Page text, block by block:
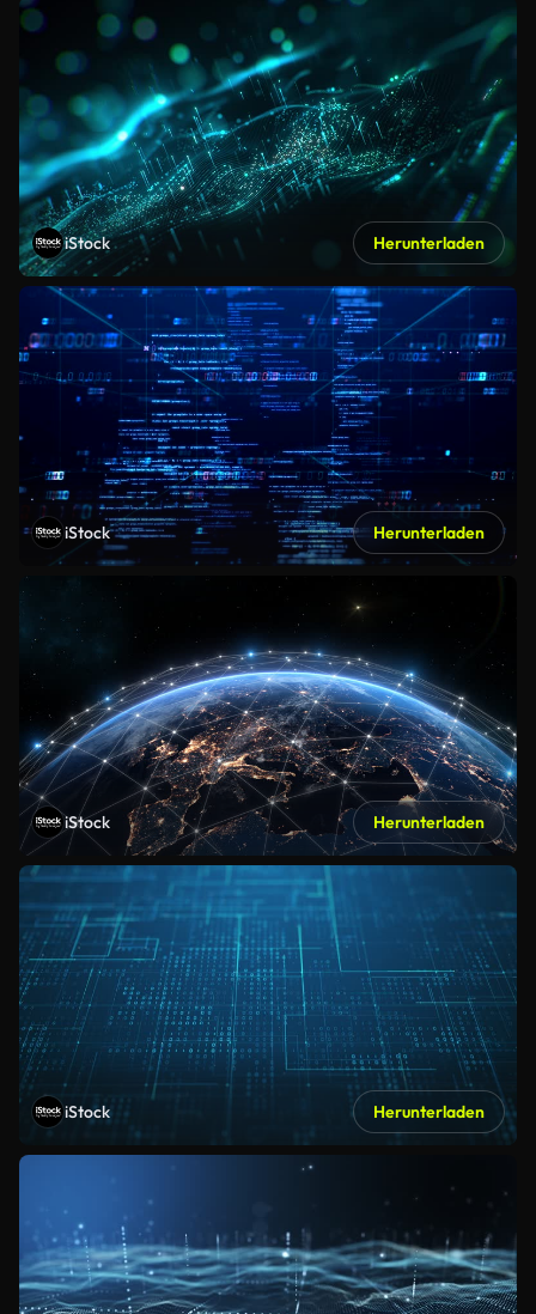
iStock Herunterladen
iStock Herunterladen
iStock Herunterladen
iStock Herunterladen